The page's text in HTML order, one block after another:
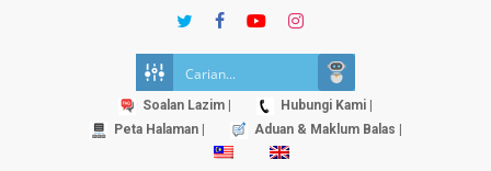
twitterfacebookyoutubeinstagram
Soalan Lazim |
Hubungi Kami |
Peta Halaman |
Aduan & Maklum Balas |